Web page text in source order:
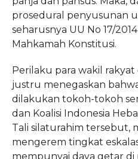
prosedural penyusunan
seharusnya UU No 17/
Mahkamah Konstitusi.
Perilaku para wakil
justru menegaskan
dilakukan tokoh-tokoh
dan Koalisi Indonesia
Tali silaturahim tersebut,
mengerem tingkat
mempunyai daya getar di